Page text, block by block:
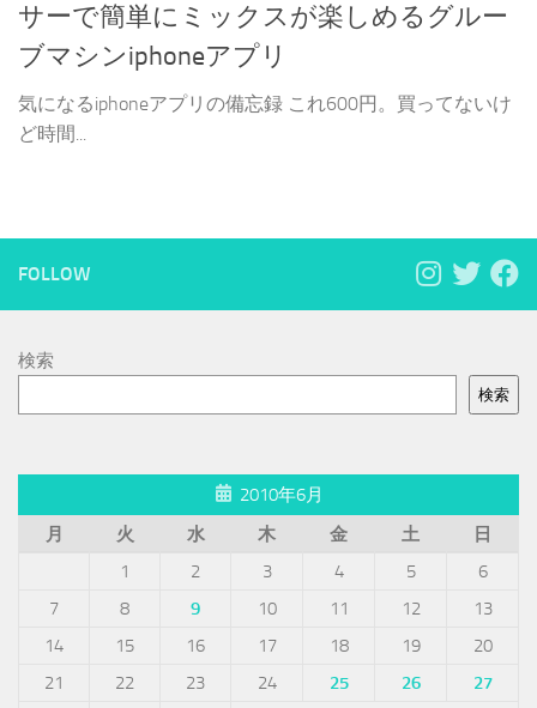
サーで簡単にミックスが楽しめるグルー
ブマシンiphoneアプリ
気になるiphoneアプリの備忘録 これ600円。買ってないけ
ど時間...
FOLLOW
検索
検索
2010年6月
月
火 水 木 金 土
日
1
2 3 4 5
6
7
8 9 10 11 12
13
14
15 16 17 18 19
20
21
22 23 24 25 26
27